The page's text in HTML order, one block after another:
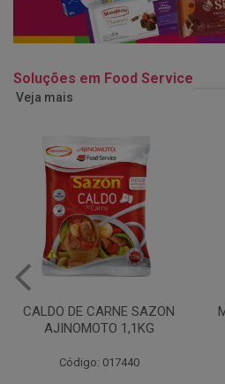
Soluções em Food Service
Veja mais
MOLHO DE TOMATE PIZZA
BONARE 1,7KG
Código: 049936